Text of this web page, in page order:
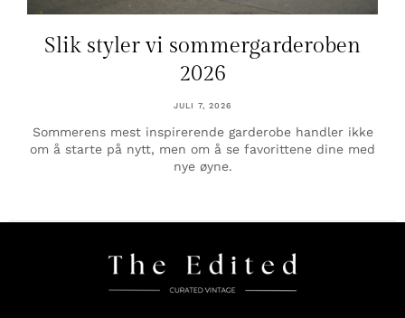
Slik styler vi sommergarderoben
2026
JULI 7, 2026
Sommerens mest inspirerende garderobe handler ikke
om å starte på nytt, men om å se favorittene dine med
nye øyne.